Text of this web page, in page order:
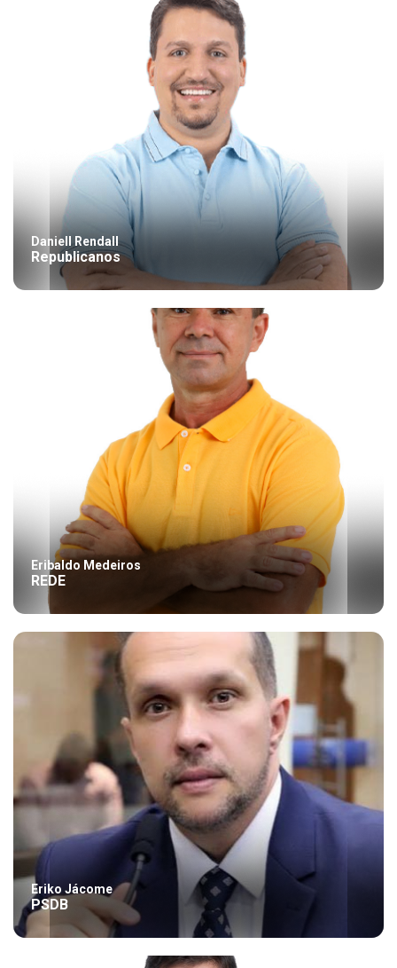
Daniell Rendall
Republicanos
Eribaldo Medeiros
REDE
Eriko Jácome
PSDB